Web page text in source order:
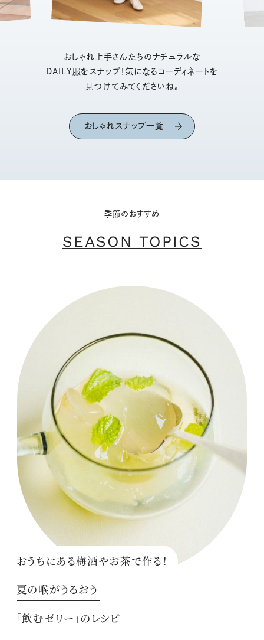
おしゃれ上手さんたちのナチュラルな
DAILY服をスナップ！気になるコーディネートを
見つけてみてくださいね。
おしゃれスナップ一覧
季節のおすすめ
SEASON TOPICS
おうちにある梅酒やお茶で作る！
夏の喉がうるおう
「飲むゼリー」のレシピ